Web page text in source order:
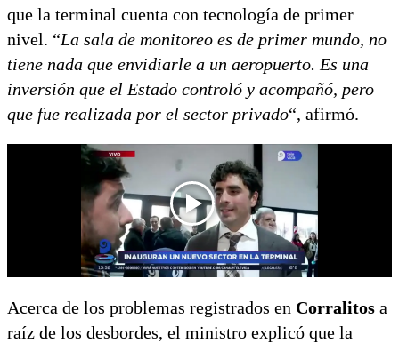
que la terminal cuenta con tecnología de primer
nivel. “La sala de monitoreo es de primer mundo, no
tiene nada que envidiarle a un aeropuerto. Es una
inversión que el Estado controló y acompañó, pero
que fue realizada por el sector privado“, afirmó.
Acerca de los problemas registrados en Corralitos a
raíz de los desbordes, el ministro explicó que la